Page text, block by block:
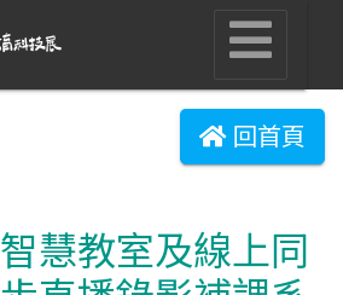
回首頁
智慧教室及線上同